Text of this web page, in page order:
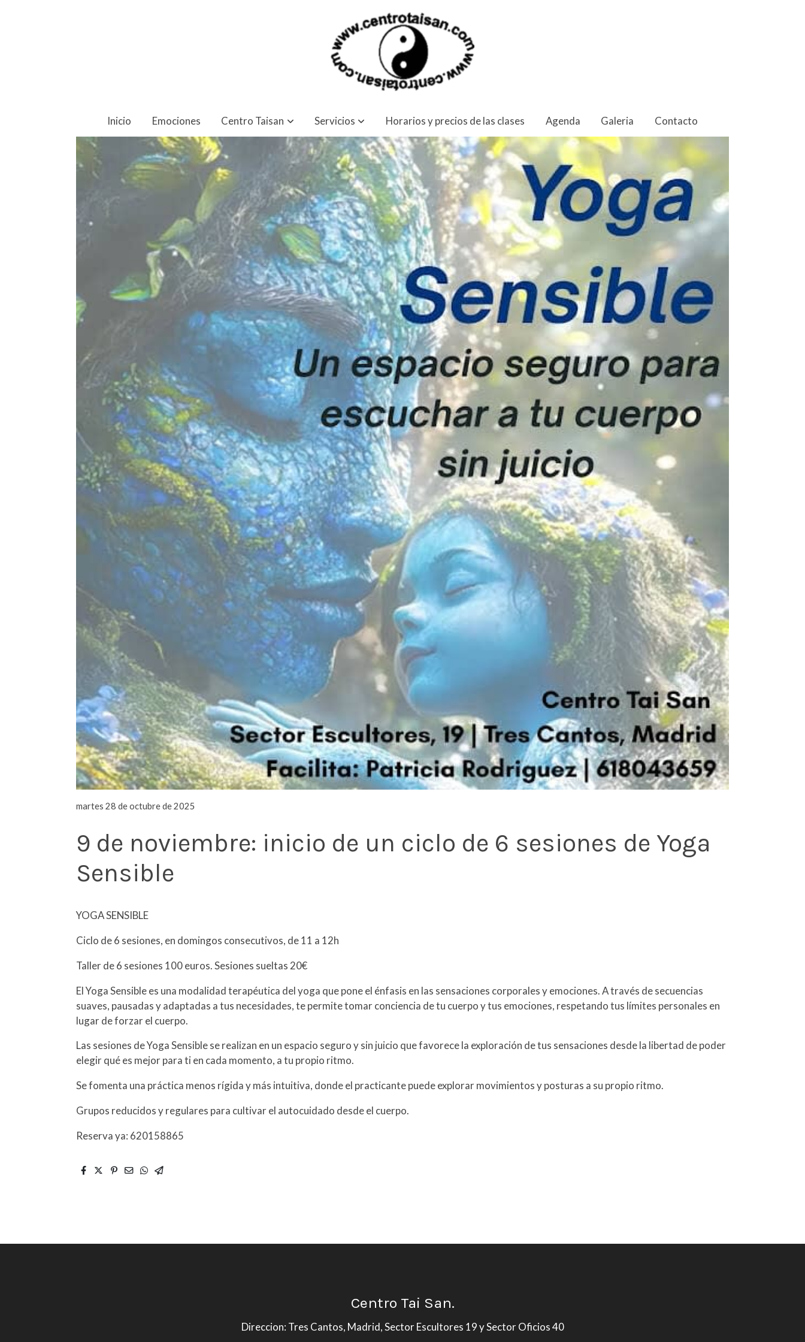
Inicio Emociones Centro Taisan Servicios Horarios y precios de las clases Agenda Galeria Contacto
martes 28 de octubre de 2025
9 de noviembre: inicio de un ciclo de 6 sesiones de Yoga
Sensible
YOGA SENSIBLE
Ciclo de 6 sesiones, en domingos consecutivos, de 11 a 12h
Taller de 6 sesiones 100 euros. Sesiones sueltas 20€
El Yoga Sensible es una modalidad terapéutica del yoga que pone el énfasis en las sensaciones corporales y emociones. A través de secuencias
suaves, pausadas y adaptadas a tus necesidades, te permite tomar conciencia de tu cuerpo y tus emociones, respetando tus límites personales en
lugar de forzar el cuerpo.
Las sesiones de Yoga Sensible se realizan en un espacio seguro y sin juicio que favorece la exploración de tus sensaciones desde la libertad de poder
elegir qué es mejor para ti en cada momento, a tu propio ritmo.
Se fomenta una práctica menos rígida y más intuitiva, donde el practicante puede explorar movimientos y posturas a su propio ritmo.
Grupos reducidos y regulares para cultivar el autocuidado desde el cuerpo.
Reserva ya: 620158865
Centro Tai San.
Direccion: Tres Cantos, Madrid, Sector Escultores 19 y Sector Oficios 40